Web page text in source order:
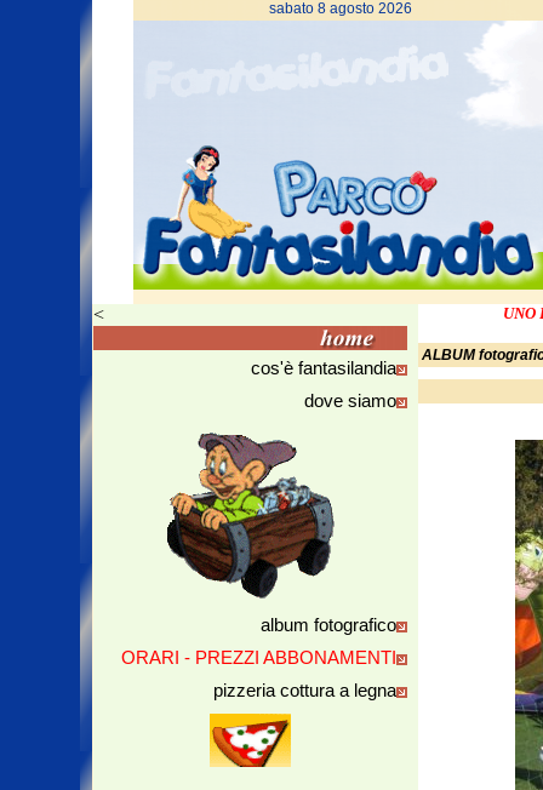
sabato 8 agosto 2026
<
cos'è fantasilandia
dove siamo
album fotografico
ORARI - PREZZI ABBONAMENTI
pizzeria cottura a legna
UNO
ALBUM